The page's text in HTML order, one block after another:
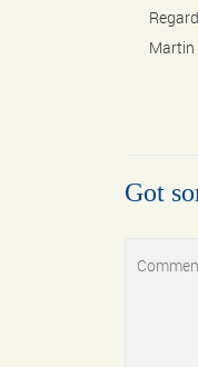
Martin
Got